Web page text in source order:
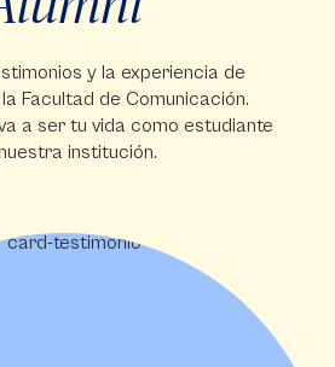
y la experiencia de
Facultad de Comunicación.
a ser tu vida como estudiante
institución.